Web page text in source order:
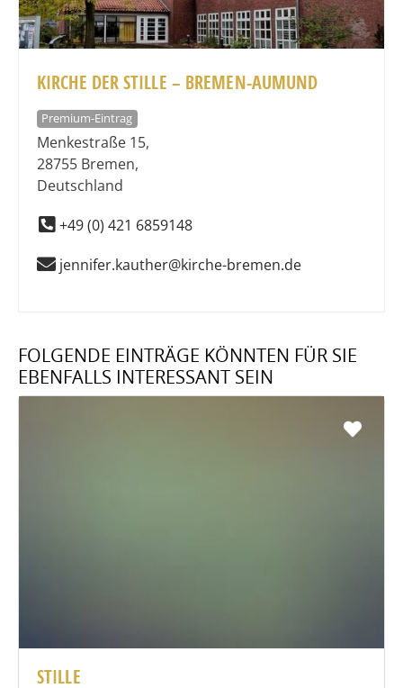
KIRCHE DER STILLE – BREMEN-AUMUND
Premium-Eintrag
Menkestraße 15,
28755 Bremen,
Deutschland
+49 (0) 421 6859148
jennifer.kauther@kirche-bremen.de
FOLGENDE EINTRÄGE KÖNNTEN FÜR SIE
EBENFALLS INTERESSANT SEIN
STILLE